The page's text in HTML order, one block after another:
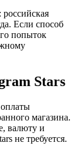
российская
Если способ
попыток
Stars
магазина.
валюту и
не требуется.